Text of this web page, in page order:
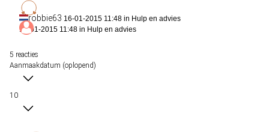
robbie63 16-01-2015 11:48 in Hulp en advies
16-01-2015 11:48 in Hulp en advies
5 reacties
Aanmaakdatum (oplopend)
10